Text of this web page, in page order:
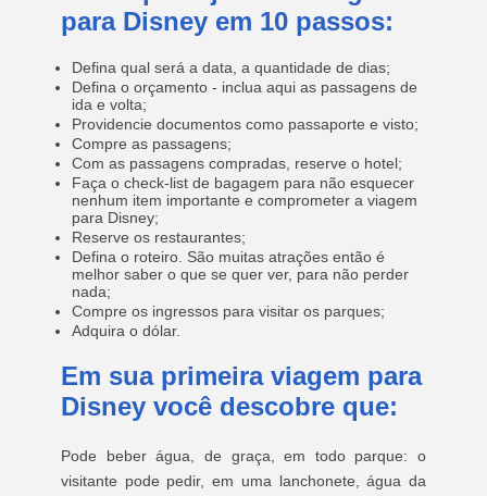
para Disney em 10 passos:
Defina qual será a data, a quantidade de dias;
Defina o orçamento - inclua aqui as passagens de
ida e volta;
Providencie documentos como passaporte e visto;
Compre as passagens;
Com as passagens compradas, reserve o hotel;
Faça o check-list de bagagem para não esquecer
nenhum item importante e comprometer a viagem
para Disney;
Reserve os restaurantes;
Defina o roteiro. São muitas atrações então é
melhor saber o que se quer ver, para não perder
nada;
Compre os ingressos para visitar os parques;
Adquira o dólar.
Em sua primeira viagem para
Disney você descobre que:
Pode beber água, de graça, em todo parque: o
visitante pode pedir, em uma lanchonete, água da